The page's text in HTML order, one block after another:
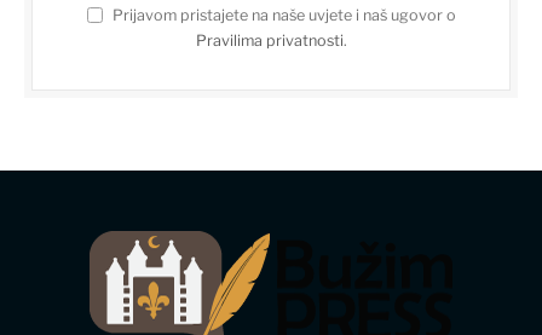
Prijavom pristajete na naše uvjete i naš ugovor o
Pravilima privatnosti.